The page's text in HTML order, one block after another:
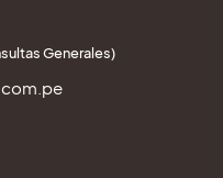
Generales)